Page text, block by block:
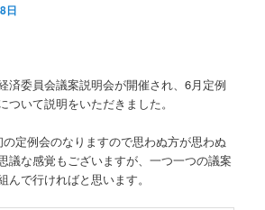
日
済委員会議案説明会が開催され、6月定例
ついて説明をいただきました。
定例会のなりますので思わぬ方が思わぬ
議な感覚もございますが、一つ一つの議案
で行ければと思います。